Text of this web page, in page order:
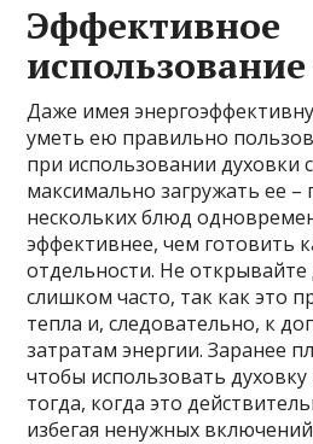
Эффективное
Даже имея
уметь ею правильно
при использовании духовки
максимально загружать ее –
нескольких блюд
эффективнее, чем готовить
отдельности. Не
слишком часто, так как это
тепла и, следовательно, к
затратам энергии. Заранее
чтобы использовать
тогда, когда это
избегая ненужных